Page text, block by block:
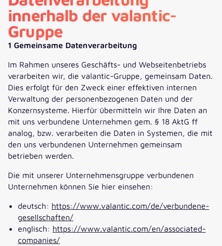
innerhalb der valantic-
Gruppe
1 Gemeinsame Datenverarbeitung
Im Rahmen unseres Geschäfts- und Webseitenbetriebs
verarbeiten wir, die valantic-Gruppe, gemeinsam Daten.
Dies erfolgt für den Zweck einer effektiven internen
Verwaltung der personenbezogenen Daten und der
Konzernsysteme. Hierfür übermitteln wir Ihre Daten an
mit uns verbundene Unternehmen gem. § 18 AktG ff
analog, bzw. verarbeiten die Daten in Systemen, die mit
den uns verbundenen Unternehmen gemeinsam
betrieben werden.
Die mit unserer Unternehmensgruppe verbundenen
Unternehmen können Sie hier einsehen:
deutsch: https://www.valantic.com/de/verbundene-
gesellschaften/
englisch: https://www.valantic.com/en/associated-
companies/